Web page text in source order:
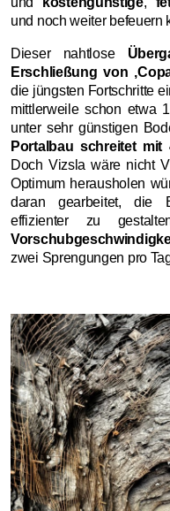
und noch weiter befeuern
Dieser nahtlose
Erschließung von
die jüngsten Fortschritte
mittlerweile schon etwa
unter sehr günstigen
Portalbau schreitet
Doch Vizsla wäre nicht
Optimum herausholen
daran gearbeitet, die
effizienter zu
zwei Sprengungen pro